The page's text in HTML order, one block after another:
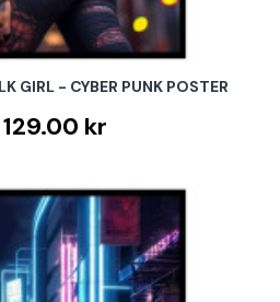
GIRL - CYBER PUNK POSTER
129.00 kr